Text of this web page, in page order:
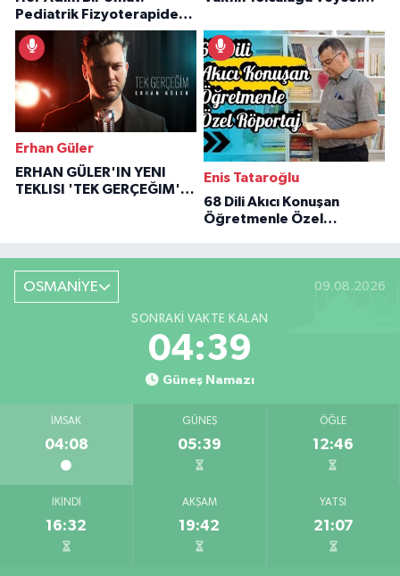
Pediatrik Fizyoterapiden
İlham Veren Hikâyeler
Erhan Güler
ERHAN GÜLER'IN YENI
TEKLISI 'TEK GERÇEĞIM'LE
Enis Tataroğlu
68 Dili Akıcı Konuşan
Öğretmenle Özel
OSMANİYE 09.08.2026
SONRAKI VAKTE KALAN
04:37
Güneş Namazı
İMSAK
04:08
GÜNEŞ
05:39
ÖĞLE
12:46
İKINDI
16:32
AKŞAM
19:42
YATSI
21:07